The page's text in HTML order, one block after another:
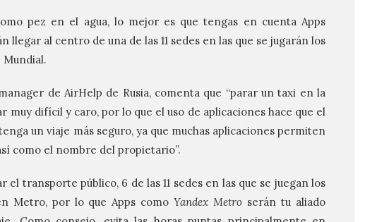
pez en el agua, lo mejor es que tengas en cuenta Apps
llegar al centro de una de las 11 sedes en las que se jugarán los
de AirHelp de Rusia, comenta que “parar un taxi en la
muy difícil y caro, por lo que el uso de aplicaciones hace que el
un viaje más seguro, ya que muchas aplicaciones permiten
como el nombre del propietario”.
el transporte público, 6 de las 11 sedes en las que se juegan los
Metro, por lo que Apps comoYandex Metro serán tu aliado